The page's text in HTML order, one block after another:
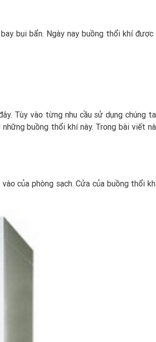
bụi bẩn. Ngày nay buồng thổi khí được
Tùy vào từng nhu cầu sử dụng chúng
buồng thổi khí này. Trong bài viết
của phòng sạch. Cửa của buồng thổi